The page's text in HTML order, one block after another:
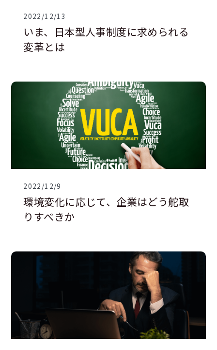
2022/12/13
いま、日本型人事制度に求められる
変革とは
2022/12/9
環境変化に応じて、企業はどう舵取
りすべきか